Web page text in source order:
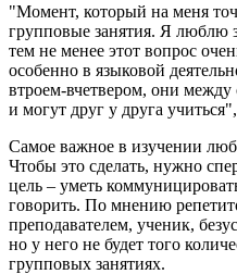
"Момент, который на меня
групповые занятия. Я люблю
тем не менее этот вопрос
особенно в языковой
втроем-вчетвером, они
и могут друг у друга
Самое важное в изучении
Чтобы это сделать, нужно
цель – уметь
говорить. По мнению
преподавателем, ученик,
но у него не будет того
групповых занятиях.